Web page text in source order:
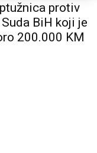
protiv
BiH koji je
200.000 KM